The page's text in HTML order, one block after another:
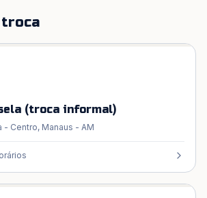
(troca informal)
- Centro, Manaus - AM